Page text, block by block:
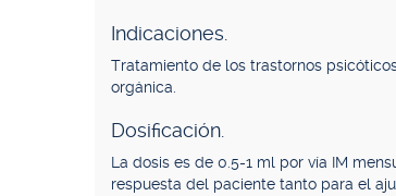
Indicaciones.
Tratamiento de los trastornos
orgánica.
Dosificación.
La dosis es de 0.5-1 ml por vía IM
respuesta del paciente tanto para el